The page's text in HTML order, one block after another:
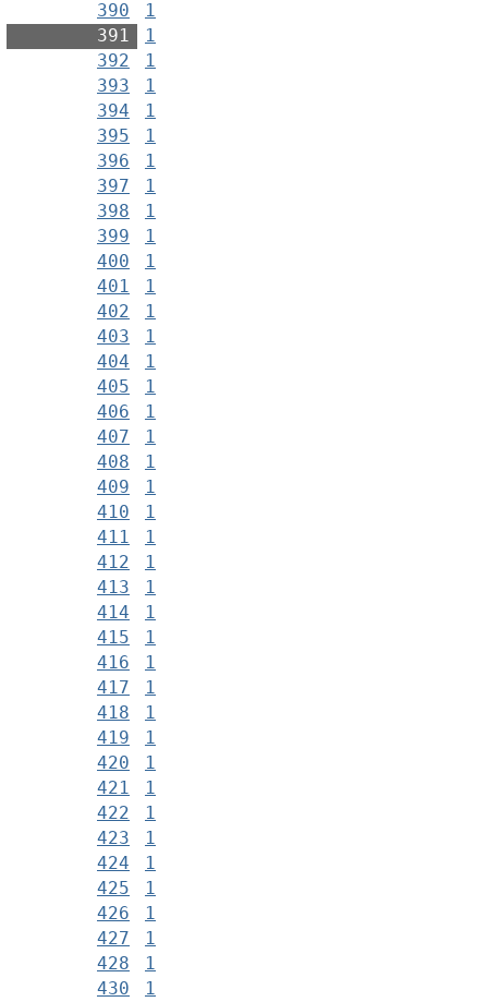
390
1
391
1
392
1
393
1
394
1
395
1
396
1
397
1
398
1
399
1
400
1
401
1
402
1
403
1
404
1
405
1
406
1
407
1
408
1
409
1
410
1
411
1
412
1
413
1
414
1
415
1
416
1
417
1
418
1
419
1
420
1
421
1
422
1
423
1
424
1
425
1
426
1
427
1
428
1
430
1